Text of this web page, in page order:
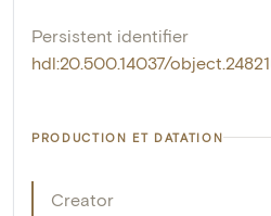
Persistent identifier
hdl:20.500.14037/object.24821
PRODUCTION ET DATATION
Creator